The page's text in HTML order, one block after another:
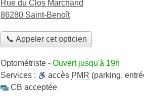
Rue du Clos Marchand
86280 Saint-Benoît
📞 Appeler cet opticien
Optométriste - Ouvert jusqu'à 19h
Services :
accès PMR (parking,
CB acceptée